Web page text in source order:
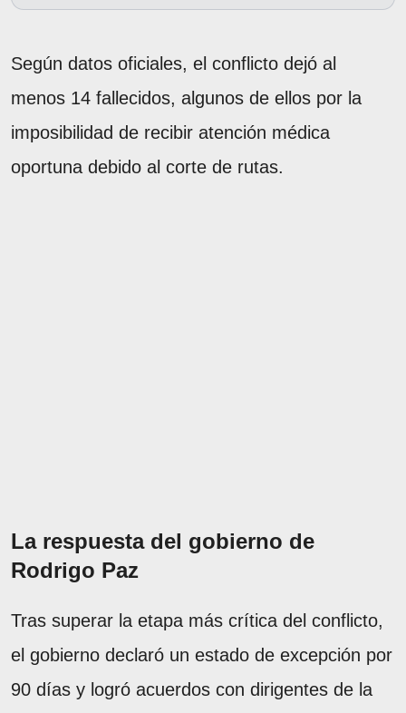
Según datos oficiales, el conflicto dejó al
menos 14 fallecidos, algunos de ellos por la
imposibilidad de recibir atención médica
oportuna debido al corte de rutas.
La respuesta del gobierno de
Rodrigo Paz
Tras superar la etapa más crítica del conflicto,
el gobierno declaró un estado de excepción por
90 días y logró acuerdos con dirigentes de la